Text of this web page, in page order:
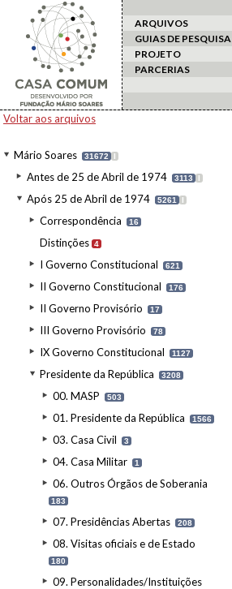
ARQUIVOS
GUIAS DE PESQUISA
PROJETO
PARCERIAS
Voltar aos arquivos
Mário Soares 31672 I
Antes de 25 de Abril de 1974 3113 I
Após 25 de Abril de 1974 5261 I
Correspondência 16
Distinções 4
I Governo Constitucional 621
II Governo Constitucional 176
II Governo Provisório 17
III Governo Provisório 78
IX Governo Constitucional 1127
Presidente da República 3208
00. MASP 503
01. Presidente da República 1566
03. Casa Civil 3
04. Casa Militar 1
06. Outros Órgãos de Soberania
183
07. Presidências Abertas 208
08. Visitas oficiais e de Estado
180
09. Personalidades/Instituições